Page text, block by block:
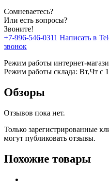
Сомневаетесь?
Или есть вопросы?
Звоните!
+7-996-546-0311 Написать в
звонок
Режим работы интернет-
Режим работы склада: Вт,Чт с
Обзоры
Отзывов пока нет.
Только зарегистрированные
могут публиковать отзывы.
Похожие товары